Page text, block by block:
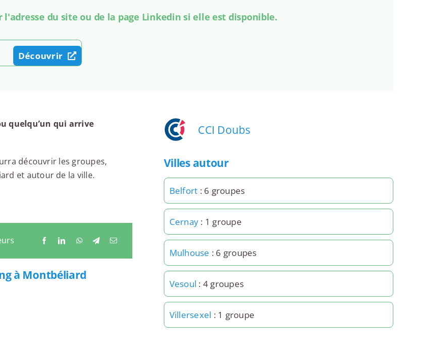
du site ou de la page Linkedin si elle est disponible.
Découvrir
quelqu’un qui arrive
découvrir les groupes,
et autour de la ville.
à Montbéliard
CCI Doubs
Villes autour
Belfort : 6 groupes
Cernay : 1 groupe
Mulhouse : 6 groupes
Vesoul : 4 groupes
Villersexel : 1 groupe